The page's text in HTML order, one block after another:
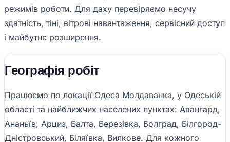
режимів роботи. Для даху перевіряємо несучу
здатність, тіні, вітрові навантаження, сервісний доступ
і майбутнє розширення.
Географія робіт
Працюємо по локації Одеса Молдаванка, у Одеській
області та найближчих населених пунктах: Авангард,
Ананьїв, Арциз, Балта, Березівка, Болград, Білгород-
Дністровський, Біляївка, Вилкове. Для кожного